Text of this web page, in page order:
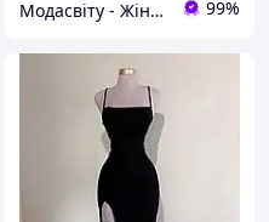
Модасвіту - Жіночий одяг 99%